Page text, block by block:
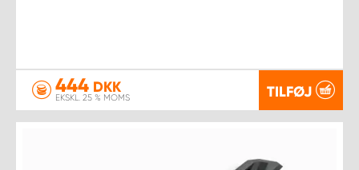
444 DKK
EKSKL. 25 % MOMS TILFØJ